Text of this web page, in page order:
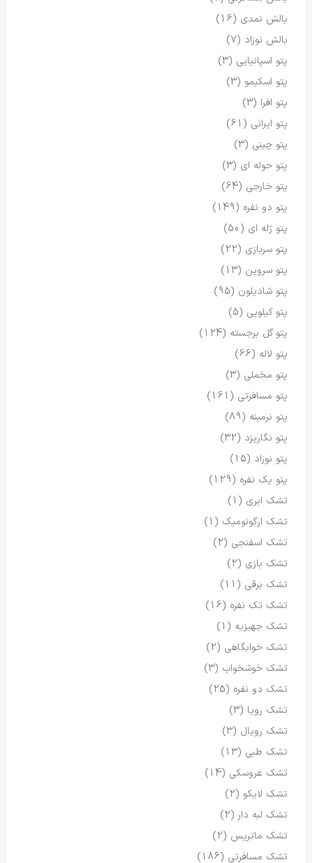
بالش نمدی (16)
بالش نوزاد (7)
پتو اسپانیایی (3)
پتو اسکیمو (3)
پتو افرا (3)
پتو ایرانی (61)
پتو چینی (3)
پتو حوله ای (3)
پتو خارجی (64)
پتو دو نفره (149)
پتو ژله ای (50)
پتو سربازی (22)
پتو سروین (13)
پتو شادیلون (95)
پتو کیلویی (5)
پتو گل برجسته (124)
پتو لاله (66)
پتو مخملی (3)
پتو مسافرتی (161)
پتو نرمینه (89)
پتو نگاریزد (32)
پتو نوزاد (15)
پتو یک نفره (129)
تشک ابری (1)
تشک ارگونومیک (1)
تشک اسفنجی (2)
تشک بازی (2)
تشک برقی (11)
تشک تک نفره (16)
تشک جهیزیه (1)
تشک خوابگاهی (2)
تشک خوشخواب (3)
تشک دو نفره (25)
تشک رویا (3)
تشک رویال (3)
تشک طبی (13)
تشک عروسکی (14)
تشک لایکو (2)
تشک لبه دار (2)
تشک ماتریس (2)
تشک مسافرتی (186)